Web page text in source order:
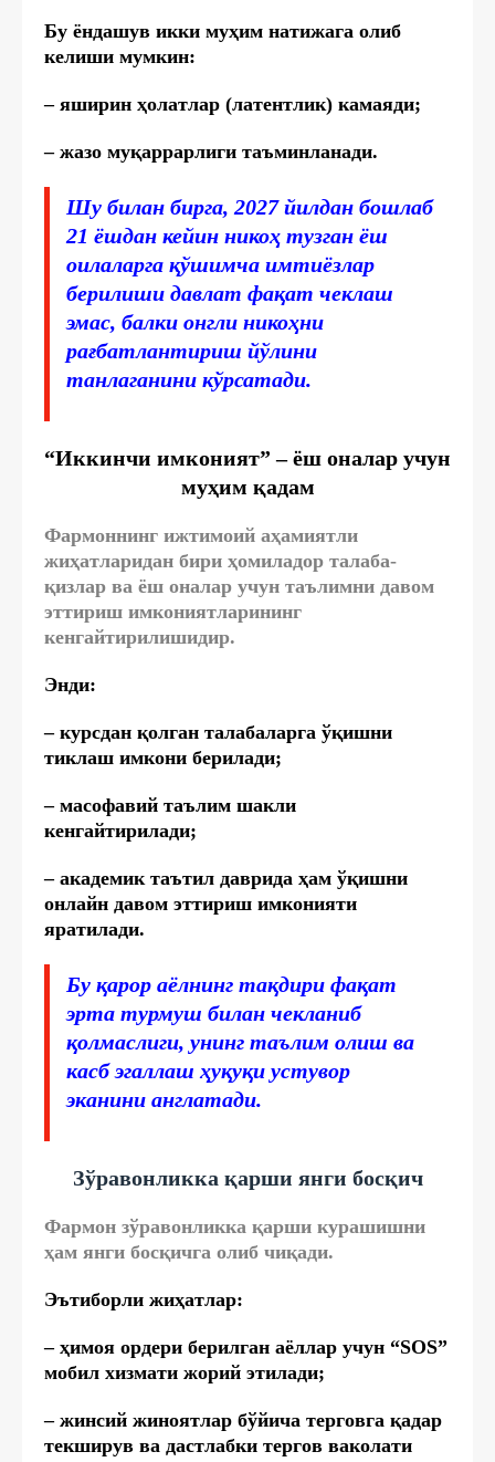
Бу ёндашув икки муҳим натижага олиб
келиши мумкин:
– яширин ҳолатлар (латентлик) камаяди;
– жазо муқаррарлиги таъминланади.
Шу билан бирга, 2027 йилдан бошлаб
21 ёшдан кейин никоҳ тузган ёш
оилаларга қўшимча имтиёзлар
берилиши давлат фақат чеклаш
эмас, балки онгли никоҳни
рағбатлантириш йўлини
танлаганини кўрсатади.
“Иккинчи имконият” – ёш оналар учун
муҳим қадам
Фармоннинг ижтимоий аҳамиятли
жиҳатларидан бири ҳомиладор талаба-
қизлар ва ёш оналар учун таълимни давом
эттириш имкониятларининг
кенгайтирилишидир.
Энди:
– курсдан қолган талабаларга ўқишни
тиклаш имкони берилади;
– масофавий таълим шакли
кенгайтирилади;
– академик таътил даврида ҳам ўқишни
онлайн давом эттириш имконияти
яратилади.
Бу қарор аёлнинг тақдири фақат
эрта турмуш билан чекланиб
қолмаслиги, унинг таълим олиш ва
касб эгаллаш ҳуқуқи устувор
эканини англатади.
Зўравонликка қарши янги босқич
Фармон зўравонликка қарши курашишни
ҳам янги босқичга олиб чиқади.
Эътиборли жиҳатлар:
– ҳимоя ордери берилган аёллар учун “SOS”
мобил хизмати жорий этилади;
– жинсий жиноятлар бўйича терговга қадар
текширув ва дастлабки тергов ваколати